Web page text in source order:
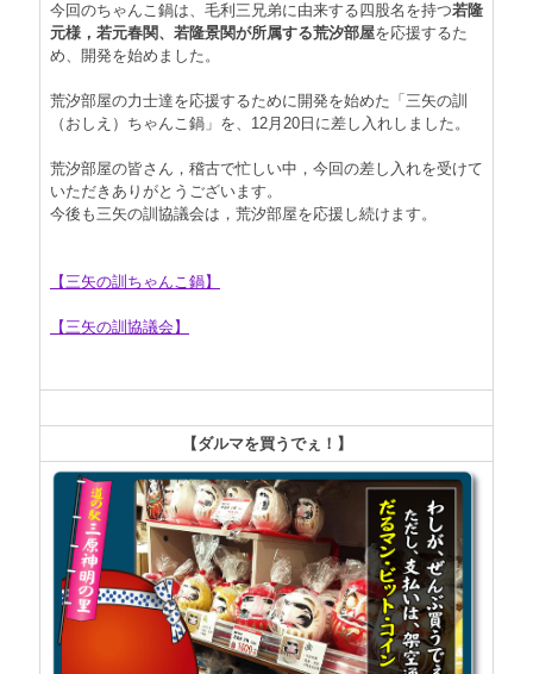
今回のちゃんこ鍋は、毛利三兄弟に由来する四股名を持つ若隆
元様，若元春関、若隆景関が所属する荒汐部屋を応援するた
め、開発を始めました。
荒汐部屋の力士達を応援するために開発を始めた「三矢の訓
（おしえ）ちゃんこ鍋」を、12月20日に差し入れしました。
荒汐部屋の皆さん，稽古で忙しい中，今回の差し入れを受けて
いただきありがとうございます。
今後も三矢の訓協議会は，荒汐部屋を応援し続けます。
【三矢の訓ちゃんこ鍋】
【三矢の訓協議会】
【ダルマを買うでぇ！】